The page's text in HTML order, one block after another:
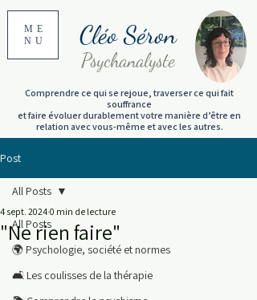
ME
NU
Psychanalyste
Comprendre ce qui se rejoue, traverser ce qui fait
souffrance
et faire évoluer durablement votre manière d’être en
relation avec vous-même et avec les autres.
Cléo Séron
Post
All Posts
🌍 Psychologie, société et normes
🛋️ Les coulisses de la thérapie
All Posts
"Ne rien faire"
4 sept. 2024 0 min de lecture